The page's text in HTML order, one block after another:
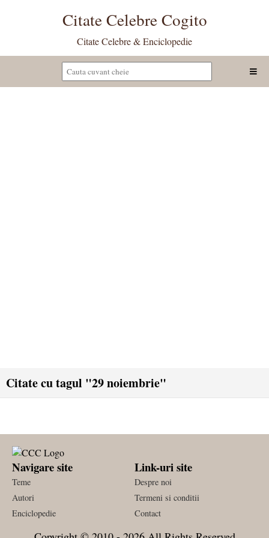
Citate Celebre Cogito
Citate Celebre & Enciclopedie
Citate cu tagul "29 noiembrie"
Navigare site
Teme
Autori
Enciclopedie
Link-uri site
Despre noi
Termeni si conditii
Contact